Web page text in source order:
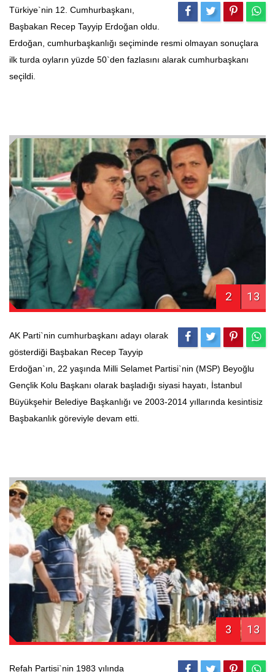
Türkiye`nin 12. Cumhurbaşkanı,
Başbakan Recep Tayyip Erdoğan oldu.
Erdoğan, cumhurbaşkanlığı seçiminde resmi olmayan sonuçlara
ilk turda oyların yüzde 50`den fazlasını alarak cumhurbaşkanı
seçildi.
2 13
AK Parti`nin cumhurbaşkanı adayı olarak
gösterdiği Başbakan Recep Tayyip
Erdoğan`ın, 22 yaşında Milli Selamet Partisi`nin (MSP) Beyoğlu
Gençlik Kolu Başkanı olarak başladığı siyasi hayatı, İstanbul
Büyükşehir Belediye Başkanlığı ve 2003-2014 yıllarında kesintisiz
Başbakanlık göreviyle devam etti.
3 13
Refah Partisi`nin 1983 yılında